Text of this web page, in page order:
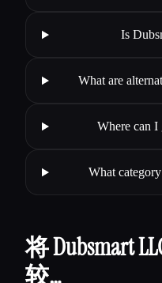
Is
What are
Where can
What
将 Dubsmart
较…